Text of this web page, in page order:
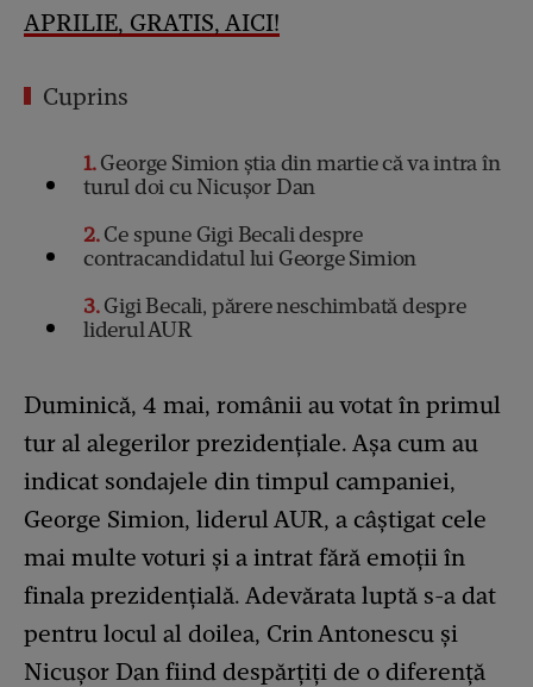
APRILIE, GRATIS, AICI!
Cuprins
1George Simion știa din martie că va intra în
turul doi cu Nicușor Dan
2Ce spune Gigi Becali despre
contracandidatul lui George Simion
3Gigi Becali, părere neschimbată despre
liderul AUR
Duminică, 4 mai, românii au votat în primul
tur al alegerilor prezidențiale. Așa cum au
indicat sondajele din timpul campaniei,
George Simion, liderul AUR, a câștigat cele
mai multe voturi și a intrat fără emoții în
finala prezidențială. Adevărata luptă s-a dat
pentru locul al doilea, Crin Antonescu și
Nicușor Dan fiind despărțiți de o diferență